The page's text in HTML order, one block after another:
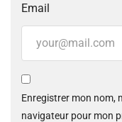
Email
Enregistrer mon nom,
navigateur pour mon